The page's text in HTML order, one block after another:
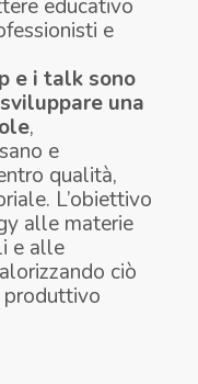
educativo
e
e i talk sono
una
,
e
qualità,
L’obiettivo
alle materie
e alle
ciò
produttivo